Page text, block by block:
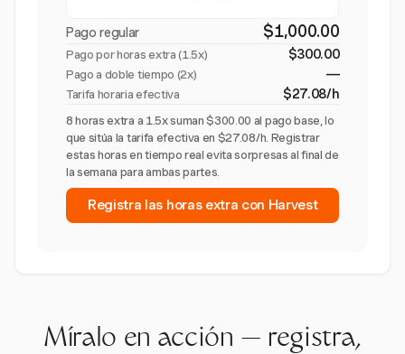
Pago regular $1,000.00
Pago por horas extra (1.5x) $300.00
Pago a doble tiempo (2x) —
Tarifa horaria efectiva $27.08/h
8 horas extra a 1.5x suman $300.00 al pago base, lo
que sitúa la tarifa efectiva en $27.08/h. Registrar
estas horas en tiempo real evita sorpresas al final de
la semana para ambas partes.
Registra las horas extra con Harvest
Míralo en acción — registra,